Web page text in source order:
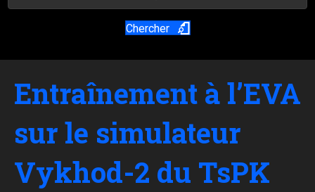
Chercher
Entraînement à l’EVA
sur le simulateur
Vykhod-2 du TsPK